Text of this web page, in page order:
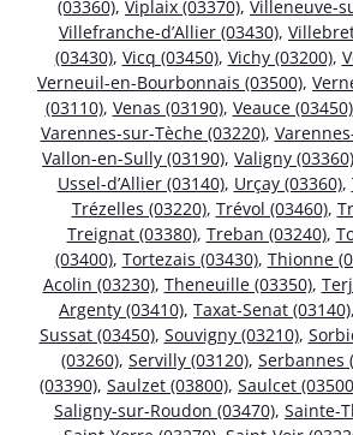
(03360), Viplaix (03370), Villeneuve-
Villefranche-d’Allier (03430),
(03430), Vicq (03450), Vichy (03200),
Verneuil-en-Bourbonnais (03500),
(03110), Venas (03190), Veauce (03450)
Varennes-sur-Tèche (03220),
Vallon-en-Sully (03190), Valigny (03360)
Ussel-d’Allier (03140), Urçay (03360),
Trézelles (03220), Trévol (03460),
Treignat (03380), Treban (03240),
(03400), Tortezais (03430), Thionne
Acolin (03230), Theneuille (03350),
Argenty (03410), Taxat-Senat (03140),
Sussat (03450), Souvigny (03210),
(03260), Servilly (03120), Serbannes
(03390), Saulzet (03800), Saulcet
Saligny-sur-Roudon (03470), Sainte-